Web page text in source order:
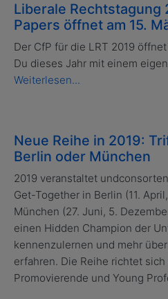
Liberale Rechtstagung
Papers öffnet am 15.
Der CfP für die LRT 2019
Du dieses Jahr mit einem
Weiterlesen...
Neue Reihe in 2019:
Berlin oder München
2019 veranstaltet
Get-Together in Berlin (11.
München (27. Juni, 5.
einen Hidden Champion der
kennenzulernen und mehr
erfahren. Die Reihe richtet
Promovierende und Young